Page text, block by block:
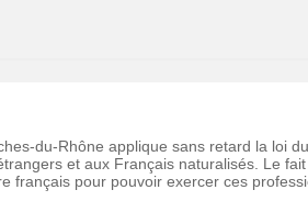
du-Rhône applique sans retard la loi
et aux Français naturalisés. Le
français pour pouvoir exercer ces